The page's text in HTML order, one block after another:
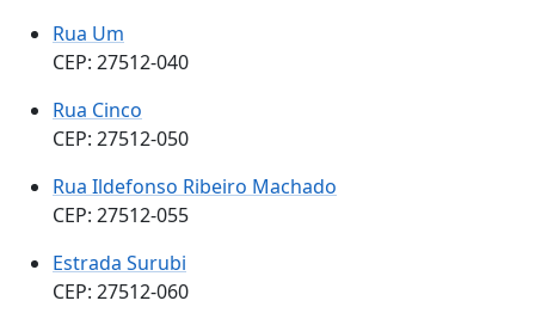
Rua Um
CEP: 27512-040
Rua Cinco
CEP: 27512-050
Rua Ildefonso Ribeiro Machado
CEP: 27512-055
Estrada Surubi
CEP: 27512-060